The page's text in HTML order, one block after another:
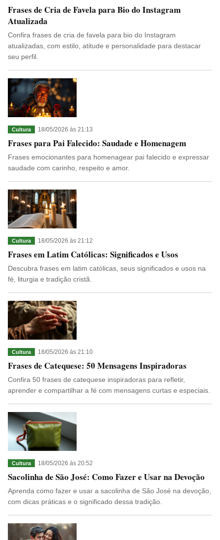
Frases de Cria de Favela para Bio do Instagram
Atualizada
Confira frases de cria de favela para bio do Instagram
atualizadas, com estilo, atitude e personalidade para destacar
seu perfil.
Cultura 18/05/2026 às 21:13
Frases para Pai Falecido: Saudade e Homenagem
Frases emocionantes para homenagear pai falecido e expressar
saudade com carinho, respeito e amor.
Cultura 18/05/2026 às 21:12
Frases em Latim Católicas: Significados e Usos
Descubra frases em latim católicas, seus significados e usos na
fé, liturgia e tradição cristã.
Cultura 18/05/2026 às 21:10
Frases de Catequese: 50 Mensagens Inspiradoras
Confira 50 frases de catequese inspiradoras para refletir,
aprender e compartilhar a fé com mensagens curtas e especiais.
Cultura 18/05/2026 às 20:52
Sacolinha de São José: Como Fazer e Usar na Devoção
Aprenda como fazer e usar a sacolinha de São José na devoção,
com dicas práticas e o significado dessa tradição.